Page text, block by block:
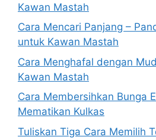
Kawan Mastah
Cara Mencari Panjang –
untuk Kawan Mastah
Cara Menghafal dengan
Kawan Mastah
Cara Membersihkan Bunga
Mematikan Kulkas
Tuliskan Tiga Cara Memilih